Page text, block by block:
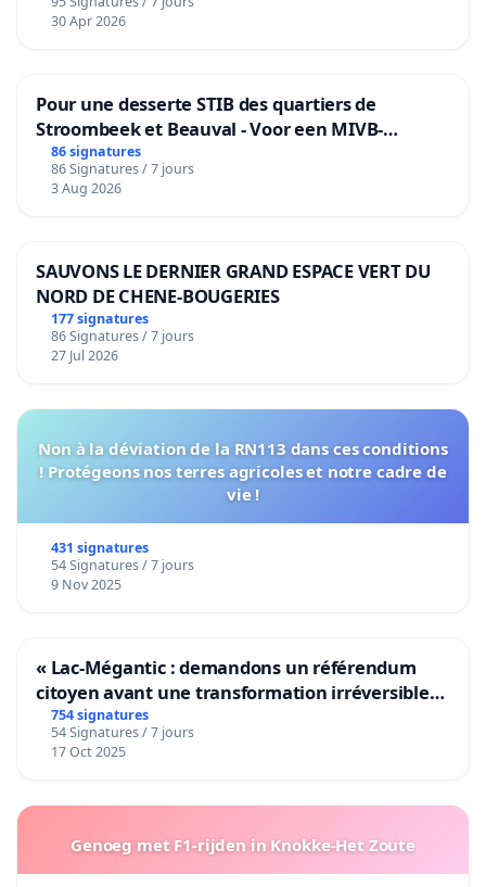
30 Apr 2026
Pour une desserte STIB des quartiers de
Stroombeek et Beauval - Voor een MIVB-
bediening van de wijken Strombeek en Het
Voor
86 signatures
86 Signatures / 7 jours
3 Aug 2026
SAUVONS LE DERNIER GRAND ESPACE VERT DU
NORD DE CHENE-BOUGERIES
177 signatures
86 Signatures / 7 jours
27 Jul 2026
Non à la déviation de la RN113 dans ces conditions
! Protégeons nos terres agricoles et notre cadre de
vie !
431 signatures
54 Signatures / 7 jours
9 Nov 2025
« Lac-Mégantic : demandons un référendum
citoyen avant une transformation irréversible
de notre territoire »
754 signatures
54 Signatures / 7 jours
17 Oct 2025
Genoeg met F1-rijden in Knokke-Het Zoute